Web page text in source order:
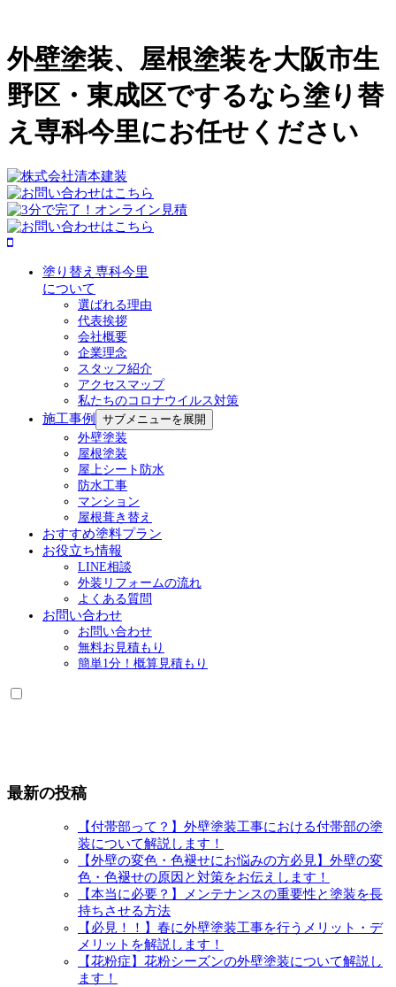
外壁塗装、屋根塗装を大阪市生
野区・東成区でするなら塗り替
え専科今里にお任せください
塗り替え専科今里
について
選ばれる理由
代表挨拶
会社概要
企業理念
スタッフ紹介
アクセスマップ
私たちのコロナウイルス対策
施工事例
サブメニューを展開
外壁塗装
屋根塗装
屋上シート防水
防水工事
マンション
屋根葺き替え
おすすめ塗料プラン
お役立ち情報
LINE相談
外装リフォームの流れ
よくある質問
お問い合わせ
お問い合わせ
無料お見積もり
簡単1分！概算見積もり
最新の投稿
【付帯部って？】外壁塗装工事における付帯部の塗
装について解説します！
【外壁の変色・色褪せにお悩みの方必見】外壁の変
色・色褪せの原因と対策をお伝えします！
【本当に必要？】メンテナンスの重要性と塗装を長
持ちさせる方法
【必見！！】春に外壁塗装工事を行うメリット・デ
メリットを解説します！
【花粉症】花粉シーズンの外壁塗装について解説し
ます！